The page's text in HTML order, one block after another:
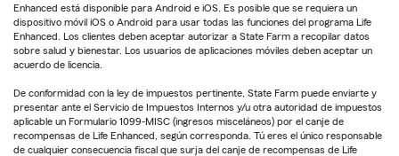
Enhanced está disponible para Android e iOS. Es posible que se requiera un
dispositivo móvil iOS o Android para usar todas las funciones del programa Life
Enhanced. Los clientes deben aceptar autorizar a State Farm a recopilar datos
sobre salud y bienestar. Los usuarios de aplicaciones móviles deben aceptar un
acuerdo de licencia.
De conformidad con la ley de impuestos pertinente, State Farm puede enviarte y
presentar ante el Servicio de Impuestos Internos y/u otra autoridad de impuestos
aplicable un Formulario 1099-MISC (ingresos misceláneos) por el canje de
recompensas de Life Enhanced, según corresponda. Tú eres el único responsable
de cualquier consecuencia fiscal que surja del canje de recompensas de Life